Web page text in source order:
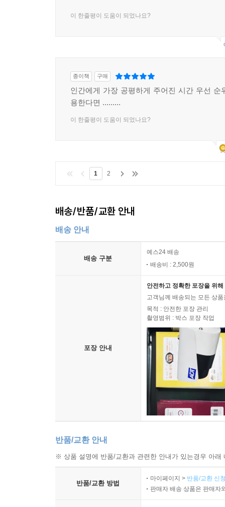
에는 몸은 같이 있어도 실제로는 다른 일을 하거
첫째 아이가 태어나서 병원에서 집으로 돌아왔을
깨지지 않는다. 이 시기에 여자들은 ‘좋은 엄마’
몬이 활성화된다는 사실을 기억하고 돌봄의 의무
이 한줄평이 도움이 되었나요?
종이책 구매
인간에게 가장 공평하게 주어진 시간 우선 순
용한다면 .........
이 한줄평이 도움이 되었나요?
1 2
배송/반품/교환 안내
배송 안내
배송 구분
예스24 배송
배송비 : 2,500원
포장 안내
안전하고 정확한 포장을 위
고객님께 배송되는 모든 상
목적 : 안전한 포장 관리
촬영범위 : 박스 포장 작업
반품/교환 안내
※ 상품 설명에 반품/교환과 관련한 안내가 있는경우 아
반품/교환 방법
마이페이지 > 반품/교환 신
판매자 배송 상품은 판매자